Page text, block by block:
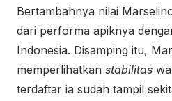
Bertambahnya nilai
dari performa apiknya
Indonesia. Disamping itu,
memperlihatkan stabilitas
terdaftar ia sudah tampil